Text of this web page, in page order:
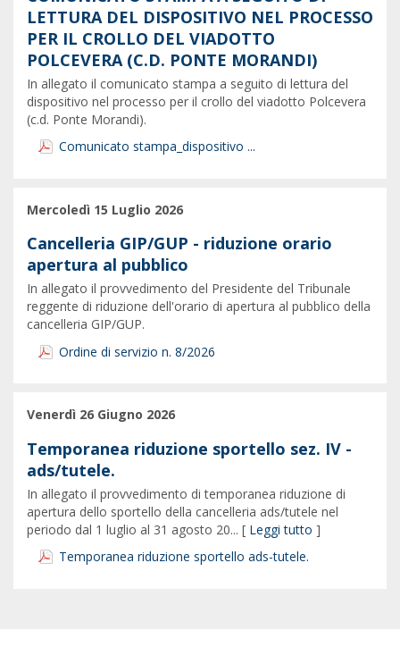
LETTURA DEL DISPOSITIVO NEL PROCESSO
PER IL CROLLO DEL VIADOTTO
POLCEVERA (C.D. PONTE MORANDI)
In allegato il comunicato stampa a seguito di lettura del
dispositivo nel processo per il crollo del viadotto Polcevera
(c.d. Ponte Morandi).
Comunicato stampa_dispositivo ...
Mercoledì 15 Luglio 2026
Cancelleria GIP/GUP - riduzione orario
apertura al pubblico
In allegato il provvedimento del Presidente del Tribunale
reggente di riduzione dell'orario di apertura al pubblico della
cancelleria GIP/GUP.
Ordine di servizio n. 8/2026
Venerdì 26 Giugno 2026
Temporanea riduzione sportello sez. IV -
ads/tutele.
In allegato il provvedimento di temporanea riduzione di
apertura dello sportello della cancelleria ads/tutele nel
periodo dal 1 luglio al 31 agosto 20... [ Leggi tutto ]
Temporanea riduzione sportello ads-tutele.